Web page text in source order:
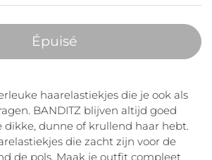
Épuisé
haarelastiekjes die je ook als
BANDITZ blijven altijd goed
dunne of krullend haar hebt.
die zacht zijn voor de
de pols. Maak je outfit compleet